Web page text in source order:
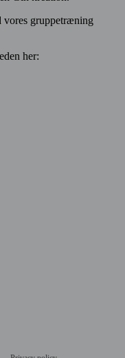
gruppetræning
her: